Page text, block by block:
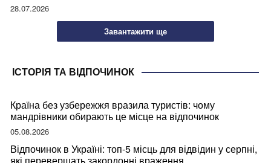
28.07.2026
Завантажити ще
ІСТОРІЯ ТА ВІДПОЧИНОК
Країна без узбережжя вразила туристів: чому
мандрівники обирають це місце на відпочинок
05.08.2026
Відпочинок в Україні: топ-5 місць для відвідин у серпні,
які перевершать закордонні враження